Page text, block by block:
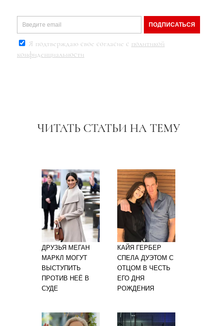
ПОДПИСАТЬСЯ
Я подтверждаю свое согласие с политикой
конфиденциальности
ЧИТАТЬ СТАТЬИ НА ТЕМУ
ДРУЗЬЯ МЕГАН
МАРКЛ МОГУТ
ВЫСТУПИТЬ
ПРОТИВ НЕЁ В
СУДЕ
КАЙЯ ГЕРБЕР
СПЕЛА ДУЭТОМ С
ОТЦОМ В ЧЕСТЬ
ЕГО ДНЯ
РОЖДЕНИЯ